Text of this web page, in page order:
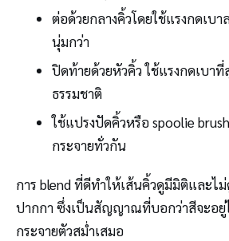
ต่อด้วยกลางคิ้วโดยใช้แรงกดเบ
นุ่มกว่า
ปิดท้ายด้วยหัวคิ้ว ใช้แรงกดเบา
ธรรมชาติ
ใช้แปรงปัดคิ้วหรือ spoolie
กระจายทั่วกัน
การ blend ที่ดีทำให้เส้นคิ้วดูมีมิติและไ
ปากกา ซึ่งเป็นสัญญาณที่บอกว่าสีจะอยู่
กระจายตัวสม่ำเสมอ